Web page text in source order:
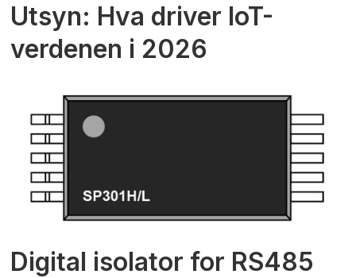
Utsyn: Hva driver IoT-
verdenen i 2026
Digital isolator for RS485